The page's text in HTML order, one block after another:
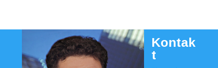
Kontak
t